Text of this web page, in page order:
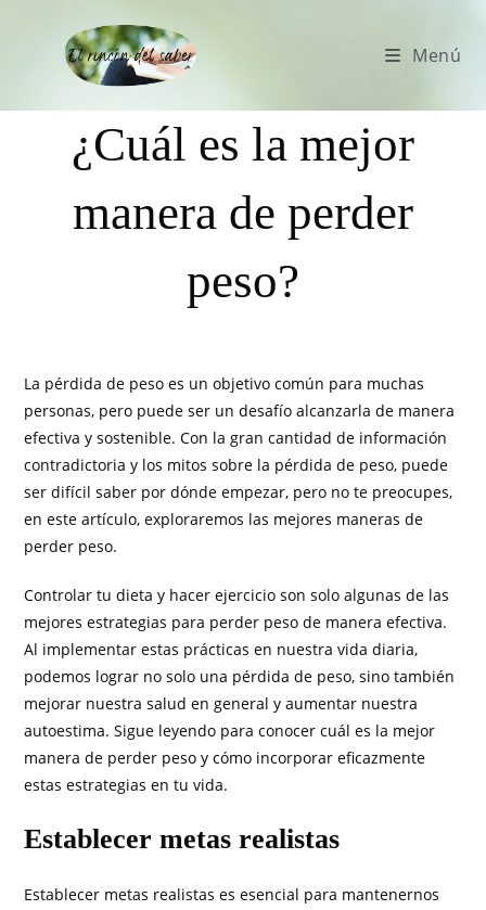
Menú
¿Cuál es la mejor
manera de perder
peso?
La pérdida de peso es un objetivo común para muchas
personas, pero puede ser un desafío alcanzarla de manera
efectiva y sostenible. Con la gran cantidad de información
contradictoria y los mitos sobre la pérdida de peso, puede
ser difícil saber por dónde empezar, pero no te preocupes,
en este artículo, exploraremos las mejores maneras de
perder peso.
Controlar tu dieta y hacer ejercicio son solo algunas de las
mejores estrategias para perder peso de manera efectiva.
Al implementar estas prácticas en nuestra vida diaria,
podemos lograr no solo una pérdida de peso, sino también
mejorar nuestra salud en general y aumentar nuestra
autoestima. Sigue leyendo para conocer cuál es la mejor
manera de perder peso y cómo incorporar eficazmente
estas estrategias en tu vida.
Establecer metas realistas
Establecer metas realistas es esencial para mantenernos